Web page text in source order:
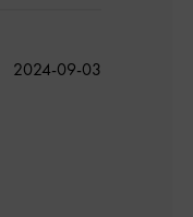
公
2024-09-03